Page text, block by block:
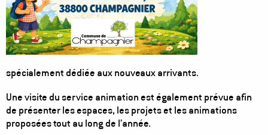
spécialement dédiée aux nouveaux arrivants.
Une visite du service animation est également prévue afin
de présenter les espaces, les projets et les animations
proposées tout au long de l’année.